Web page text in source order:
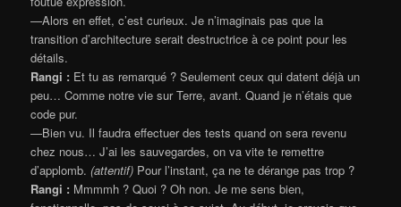
—Alors en effet, c’est curieux. Je n’imaginais pas que la
transition d’architecture serait destructrice à ce point pour les
détails.
Rangi : Et tu as remarqué ? Seulement ceux qui datent déjà un
peu… Comme notre vie sur Terre, avant. Quand je n’étais que
code pur.
—Bien vu. Il faudra effectuer des tests quand on sera revenu
chez nous… J’ai les sauvegardes, on va vite te remettre
d’applomb.(attentif) Pour l’instant, ça ne te dérange pas trop ?
Rangi : Mmmmh ? Quoi ? Oh non. Je me sens bien,